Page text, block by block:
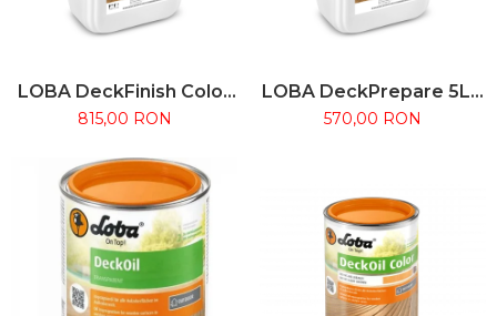
LOBA DeckFinish Color
5L – Lac colorat pe bază
de apă pentru terase din
lemn
815,00 RON
LOBA DeckPrepare 5L –
Grund protector pentru
lemn exterior, înainte de
570,00 RON